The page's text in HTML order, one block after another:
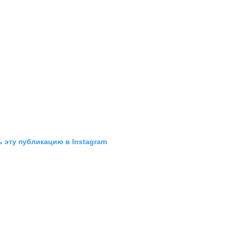
эту публикацию в Instagram